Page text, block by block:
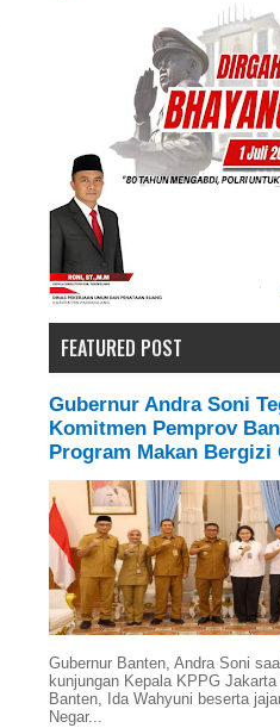
FEATURED POST
Gubernur Andra Soni
Komitmen Pemprov
Program Makan Bergizi
Gubernur Banten, Andra Soni
kunjungan Kepala KPPG
Banten, Ida Wahyuni beserta
Negar...